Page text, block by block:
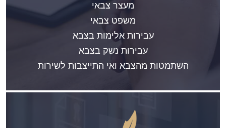
מעצר צבאי
משפט צבאי
עבירות אלימות בצבא
עבירות נשק בצבא
השתמטות מהצבא ואי התייצבות לשירות